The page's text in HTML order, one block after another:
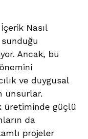
Nasıl
Ancak, bu
ve duygusal
unsurlar.
üretiminde güçlü
da
projeler